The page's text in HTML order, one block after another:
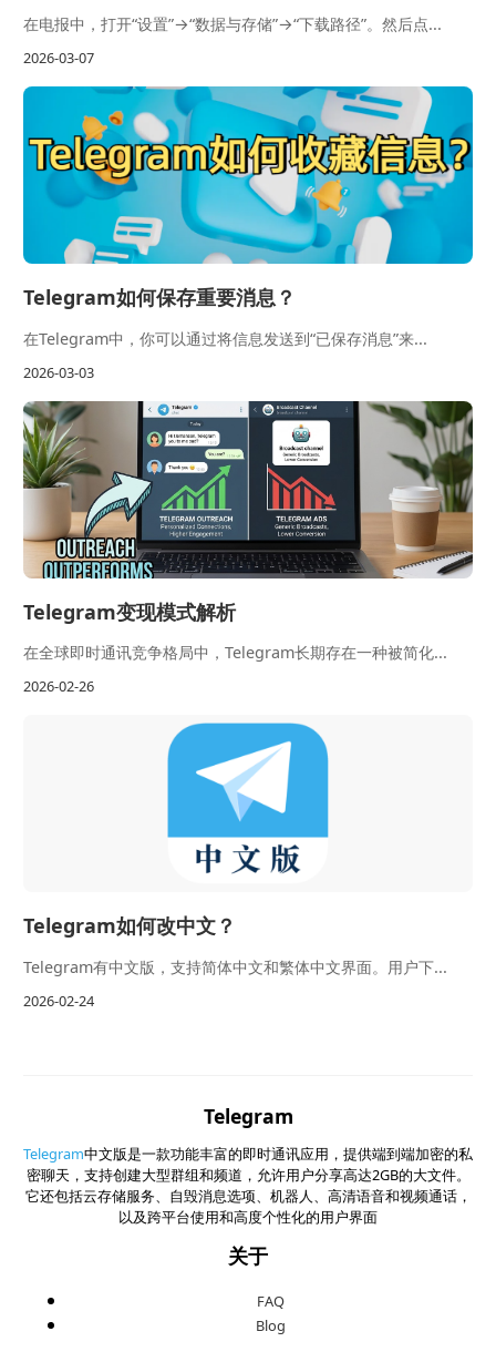
在电报中，打开“设置”→“数据与存储”→“下载路径”。然后点...
2026-03-07
Telegram如何保存重要消息？
在Telegram中，你可以通过将信息发送到“已保存消息”来...
2026-03-03
Telegram变现模式解析
在全球即时通讯竞争格局中，Telegram长期存在一种被简化...
2026-02-26
Telegram如何改中文？
Telegram有中文版，支持简体中文和繁体中文界面。用户下...
2026-02-24
Telegram
Telegram中文版是一款功能丰富的即时通讯应用，提供端到端加密的私
密聊天，支持创建大型群组和频道，允许用户分享高达2GB的大文件。
它还包括云存储服务、自毁消息选项、机器人、高清语音和视频通话，
以及跨平台使用和高度个性化的用户界面
关于
FAQ
Blog